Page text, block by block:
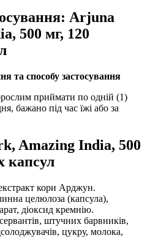
Arjuna
500 мг, 120
та способу застосування
приймати по одній (1)
бажано під час їжі або за
Amazing India, 500
капсул
кори Арджун.
целюлоза (капсула),
діоксид кремнію.
штучних барвників,
цукру, молока,